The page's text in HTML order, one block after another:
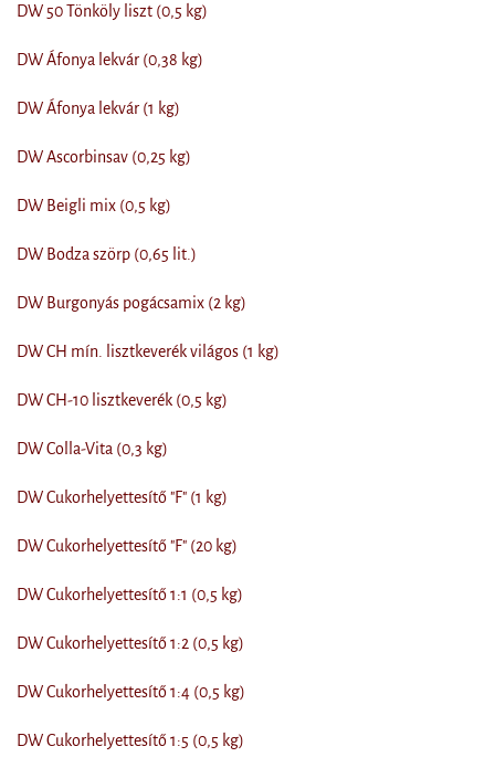
DW 50 Tönköly liszt (0,5 kg)
DW Áfonya lekvár (0,38 kg)
DW Áfonya lekvár (1 kg)
DW Ascorbinsav (0,25 kg)
DW Beigli mix (0,5 kg)
DW Bodza szörp (0,65 lit.)
DW Burgonyás pogácsamix (2 kg)
DW CH mín. lisztkeverék világos (1 kg)
DW CH-10 lisztkeverék (0,5 kg)
DW Colla-Vita (0,3 kg)
DW Cukorhelyettesítő "F" (1 kg)
DW Cukorhelyettesítő "F" (20 kg)
DW Cukorhelyettesítő 1:1 (0,5 kg)
DW Cukorhelyettesítő 1:2 (0,5 kg)
DW Cukorhelyettesítő 1:4 (0,5 kg)
DW Cukorhelyettesítő 1:5 (0,5 kg)